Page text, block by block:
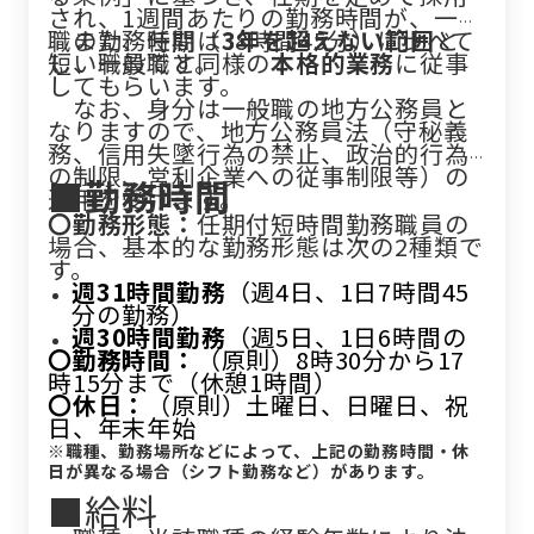
され、1週間あたりの勤務時間が、一般
職の勤務時間（38時間45分）に比べて
短い職員です。
また、任期は3年を超えない範囲と
し、一般職と同様の本格的業務に従事
してもらいます。
なお、身分は一般職の地方公務員と
なりますので、地方公務員法（守秘義
務、信用失墜行為の禁止、政治的行為
の制限、営利企業への従事制限等）の
適用を受けます。
■勤務時間
〇勤務形態： 任期付短時間勤務職員の
場合、基本的な勤務形態は次の2種類で
す。
週31時間勤務 （週4日、1日7時間45
分の勤務）
週30時間勤務 （週5日、1日6時間の
勤務）
〇勤務時間：（原則）8時30分から17
時15分まで（休憩1時間）
〇休日： （原則）土曜日、日曜日、祝
日、年末年始
※職種、勤務場所などによって、上記の勤務時間・休
日が異なる場合（シフト勤務など）があります。
■給料